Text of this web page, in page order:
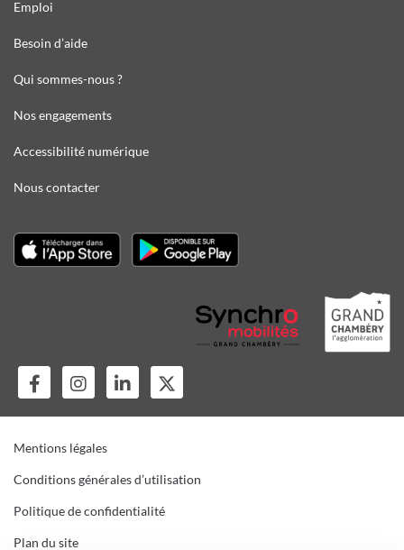
Emploi
Besoin d’aide
Qui sommes-nous ?
Nos engagements
Accessibilité numérique
Nous contacter
Mentions légales
Conditions générales d’utilisation
Politique de confidentialité
Plan du site